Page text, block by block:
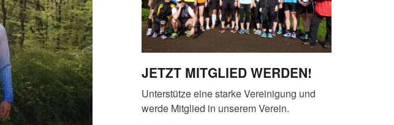
JETZT MITGLIED WERDEN!
Unterstütze eine starke Vereinigung und
werde Mitglied in unserem Verein.